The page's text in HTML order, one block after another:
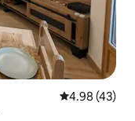
レビュー43
4.98 (43)